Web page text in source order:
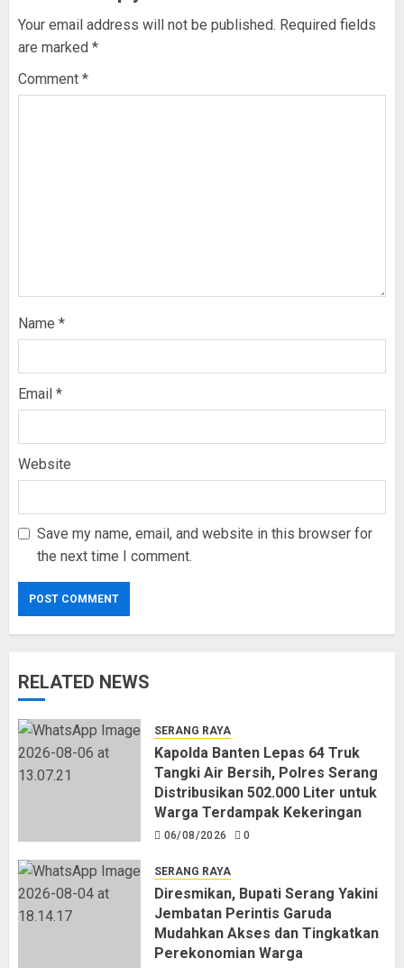
Your email address will not be published. Required fields
are marked *
Comment *
Name *
Email *
Website
Save my name, email, and website in this browser for
the next time I comment.
RELATED NEWS
SERANG RAYA
Kapolda Banten Lepas 64 Truk
Tangki Air Bersih, Polres Serang
Distribusikan 502.000 Liter untuk
Warga Terdampak Kekeringan
06/08/2026 0
SERANG RAYA
Diresmikan, Bupati Serang Yakini
Jembatan Perintis Garuda
Mudahkan Akses dan Tingkatkan
Perekonomian Warga